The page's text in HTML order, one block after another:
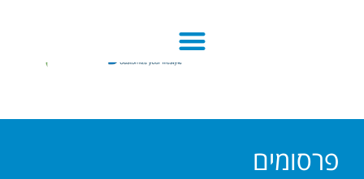
פרסומים